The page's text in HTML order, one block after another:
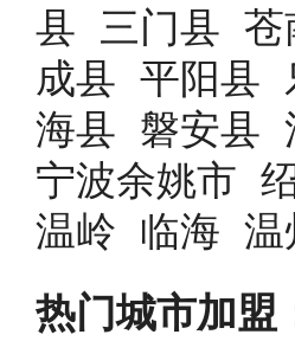
县
三门县 苍
成县 平阳县
海县 磐安县
宁波余姚市
温岭
临海 温
热门城市加盟